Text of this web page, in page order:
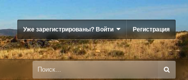
Уже зарегистрированы? Войти Регистрация